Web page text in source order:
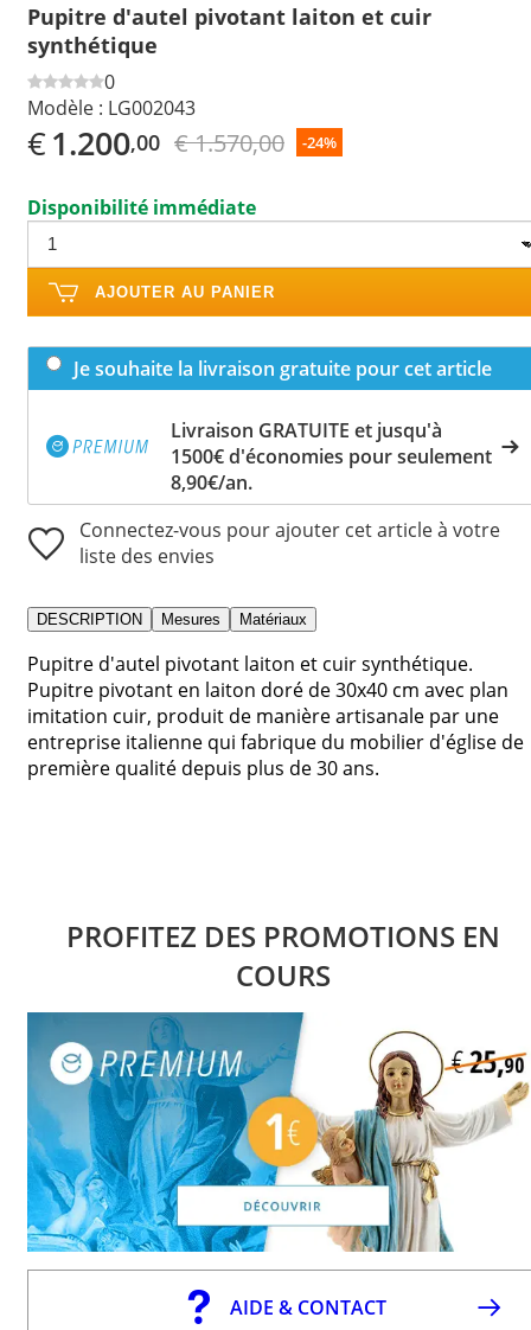
Pupitre d'autel pivotant laiton et cuir
synthétique
0
Modèle : LG002043
€1.200,00 € 1.570,00 -24%
Disponibilité immédiate
AJOUTER AU PANIER
Je souhaite la livraison gratuite pour cet article
Livraison GRATUITE et jusqu'à
1500€ d'économies pour seulement
8,90€/an.
Connectez-vous pour ajouter cet article à votre
liste des envies
DESCRIPTION Mesures Matériaux
Pupitre d'autel pivotant laiton et cuir synthétique.
Pupitre pivotant en laiton doré de 30x40 cm avec plan
imitation cuir, produit de manière artisanale par une
entreprise italienne qui fabrique du mobilier d'église de
première qualité depuis plus de 30 ans.
PROFITEZ DES PROMOTIONS EN
COURS
AIDE & CONTACT